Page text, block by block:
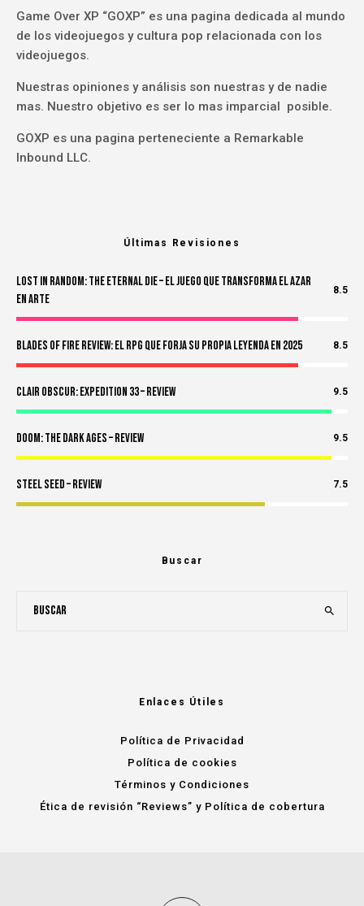
Game Over XP “GOXP” es una pagina dedicada al mundo
de los videojuegos y cultura pop relacionada con los
videojuegos.
Nuestras opiniones y análisis son nuestras y de nadie
mas. Nuestro objetivo es ser lo mas imparcial posible.
GOXP es una pagina perteneciente a Remarkable
Inbound LLC.
Últimas Revisiones
Lost in Random: The Eternal Die – El Juego Que Transforma el Azar
en Arte
8.5
Blades of Fire Review: El RPG Que Forja Su Propia Leyenda en 2025 8.5
Clair Obscur: Expedition 33 – Review 9.5
Doom: The Dark Ages – Review 9.5
Steel Seed – Review 7.5
Buscar
Enlaces Útiles
Política de Privacidad
Política de cookies
Términos y Condiciones
Ética de revisión “Reviews” y Política de cobertura